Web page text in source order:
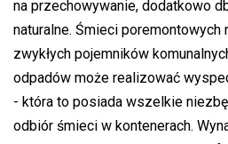
na przechowywanie, dodatkowo
naturalne. Śmieci poremontowych
zwykłych pojemników
odpadów może realizować
- która to posiada wszelkie
odbiór śmieci w kontenerach.